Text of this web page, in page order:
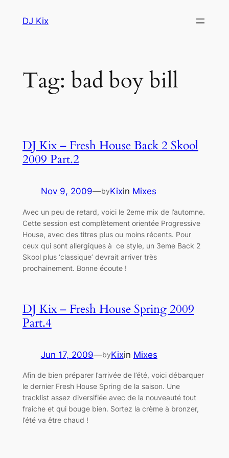
DJ Kix
Tag: bad boy bill
DJ Kix – Fresh House Back 2 Skool
2009 Part.2
Nov 9, 2009—byKixin Mixes
Avec un peu de retard, voici le 2eme mix de l’automne.
Cette session est complètement orientée Progressive
House, avec des titres plus ou moins récents. Pour
ceux qui sont allergiques à ce style, un 3eme Back 2
Skool plus ‘classique’ devrait arriver très
prochainement. Bonne écoute !
DJ Kix – Fresh House Spring 2009
Part.4
Jun 17, 2009—byKixin Mixes
Afin de bien préparer l’arrivée de l’été, voici débarquer
le dernier Fresh House Spring de la saison. Une
tracklist assez diversifiée avec de la nouveauté tout
fraiche et qui bouge bien. Sortez la crème à bronzer,
l’été va être chaud !